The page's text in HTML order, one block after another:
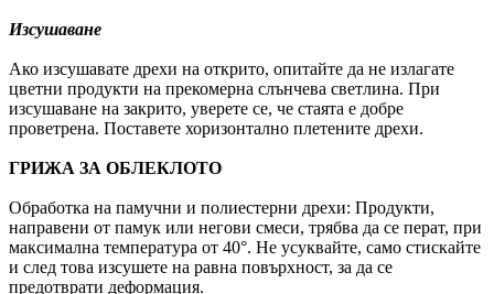
Изсушаване
Ако изсушавате дрехи на открито, опитайте да не излагате
цветни продукти на прекомерна слънчева светлина. При
изсушаване на закрито, уверете се, че стаята е добре
проветрена. Поставете хоризонтално плетените дрехи.
ГРИЖА ЗА ОБЛЕКЛОТО
Обработка на памучни и полиестерни дрехи: Продукти,
направени от памук или негови смеси, трябва да се перат, при
максимална температура от 40°. Не усуквайте, само стискайте
и след това изсушете на равна повърхност, за да се
предотврати деформация.